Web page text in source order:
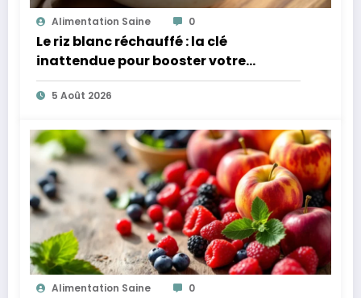
Alimentation Saine 0
Le riz blanc réchauffé : la clé
inattendue pour booster votre
microbiote
5 Août 2026
Alimentation Saine 0